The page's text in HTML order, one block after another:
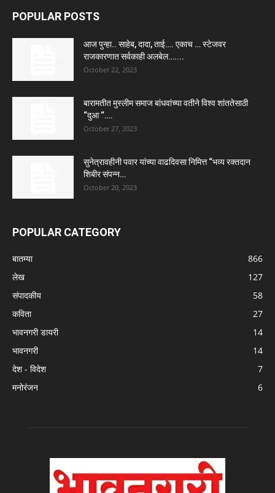
POPULAR POSTS
आज पुन्हा.. साहेब, दादा, ताई…. एकाच … स्टेजवर
राजकारणात सर्वकाही अलबेल…....
October 22, 2023
बारामतीत मुस्लीम समाज बांधवांच्या वतीने विश्व शांततेसाठी
“दुआ “….
October 27, 2023
सुनेत्रावहीनी पवार यांच्या वाढदिवसा निमित्त “भव्य रक्तदान
शिबीर संपन्न…
October 20, 2023
POPULAR CATEGORY
बातम्या
866
लेख
127
संपादकीय
58
कविता
27
भावनगरी डायरी
14
भावनगरी
14
देश - विदेश
7
मनोरंजन
6